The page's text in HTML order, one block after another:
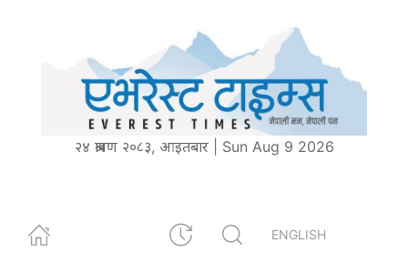
२४ श्रावण २०८३, आइतबार | Sun Aug 9 2026
ENGLISH